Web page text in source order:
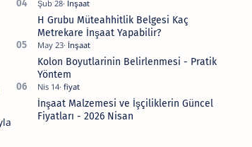
H Grubu Müteahhitlik Belgesi Kaç
Metrekare İnşaat Yapabilir?
Kolon Boyutlarinin Belirlenmesi - Pratik
Yöntem
İnşaat Malzemesi ve İşçiliklerin Güncel
Fiyatları - 2026 Nisan